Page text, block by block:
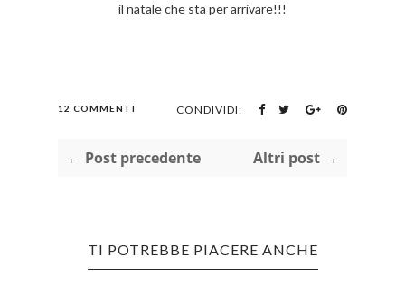
il natale che sta per arrivare!!!
12 COMMENTI CONDIVIDI:
← Post precedente Altri post →
TI POTREBBE PIACERE ANCHE